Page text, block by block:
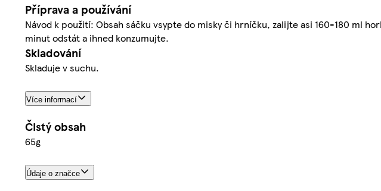
Příprava a používání
Návod k použití: Obsah sáčku vsypte do misky či hrníčku, zalijte asi 160-180 ml
minut odstát a ihned konzumujte.
Skladování
Skladuje v suchu.
Více informací
Čistý obsah
65g
Údaje o značce